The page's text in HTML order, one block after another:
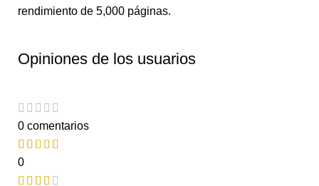
rendimiento de 5,000 páginas.
Opiniones de los usuarios
0 comentarios
0